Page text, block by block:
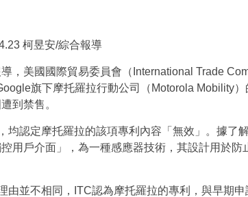
柯昱安/綜合報導
，美國國際貿易委員會（International Trade
旗下摩托羅拉行動公司（Motorola Mobility
到禁售。
均認定摩托羅拉的該項專利內容「無效」。據了
用戶介面」，為一種感應器技術，其設計用於防
由並不相同，ITC認為摩托羅拉的專利，與早期